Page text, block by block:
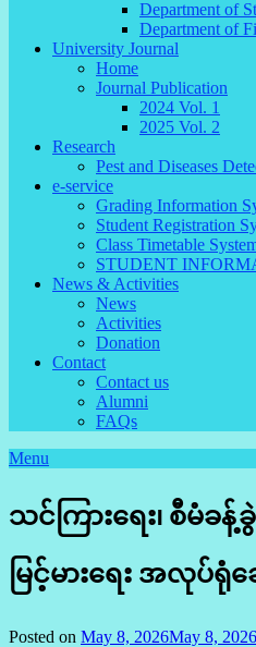
Department of
Department of
University Journal
Home
Journal Publication
2024 Vol. 1
2025 Vol. 2
Research
Pest and Diseases
e-service
Grading Information
Student Registration
Class Timetable
STUDENT
News & Activities
News
Activities
Donation
Contact
Contact us
Alumni
FAQs
Menu
သင်ကြားရေး၊ စီမံခန့်
မြင့်မားရေး အလုပ်ရုံဆွ
Posted on May 8, 2026May 8, 2026